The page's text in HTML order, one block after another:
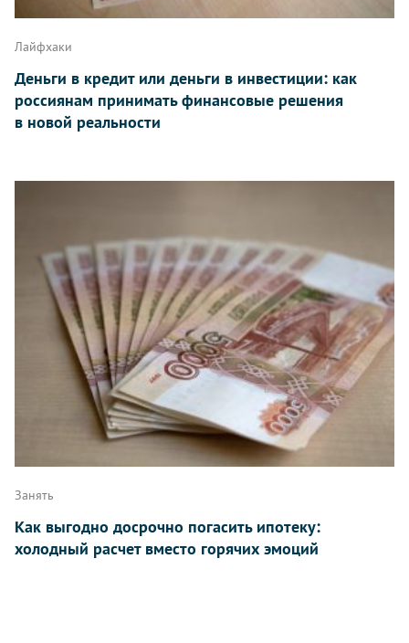
Лайфхаки
Деньги в кредит или деньги в инвестиции: как
россиянам принимать финансовые решения
в новой реальности
Занять
Как выгодно досрочно погасить ипотеку:
холодный расчет вместо горячих эмоций